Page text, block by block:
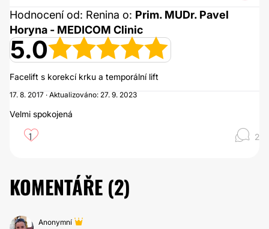
Hodnocení od: Renina o: Prim. MUDr. Pavel
Horyna - MEDICOM Clinic
5.0
Facelift s korekcí krku a temporální lift
17. 8. 2017 · Aktualizováno: 27. 9. 2023
Velmi spokojená
1 2
KOMENTÁŘE (2)
Anonymní